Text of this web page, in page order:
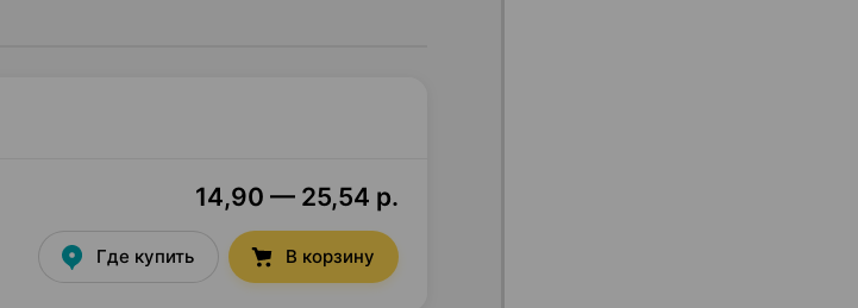
14,90 — 25,54 р.
Где купить В корзину